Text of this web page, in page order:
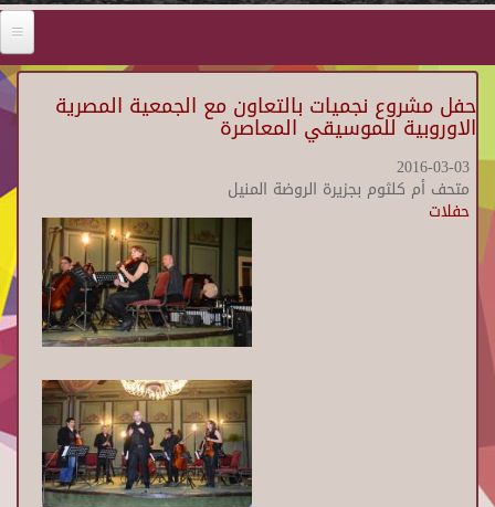
حفل مشروع نجميات بالتعاون مع الجمعية المصرية
الاوروبية للموسيقي المعاصرة
2016-03-03
متحف أم كلثوم بجزيرة الروضة المنيل
حفلات